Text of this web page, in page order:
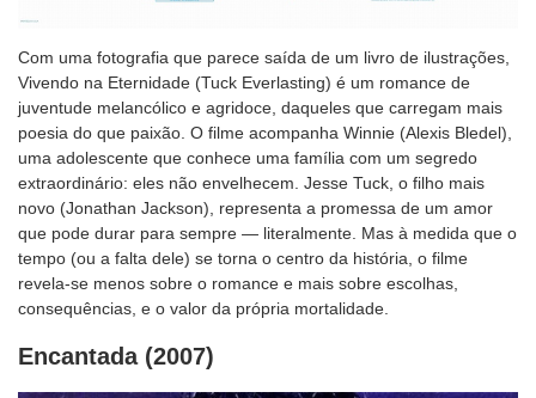
Com uma fotografia que parece saída de um livro de ilustrações,
Vivendo na Eternidade (Tuck Everlasting) é um romance de
juventude melancólico e agridoce, daqueles que carregam mais
poesia do que paixão. O filme acompanha Winnie (Alexis Bledel),
uma adolescente que conhece uma família com um segredo
extraordinário: eles não envelhecem. Jesse Tuck, o filho mais
novo (Jonathan Jackson), representa a promessa de um amor
que pode durar para sempre — literalmente. Mas à medida que o
tempo (ou a falta dele) se torna o centro da história, o filme
revela-se menos sobre o romance e mais sobre escolhas,
consequências, e o valor da própria mortalidade.
Encantada (2007)